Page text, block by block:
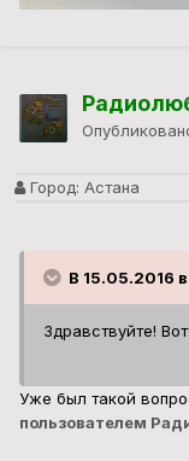
Город: Астана
В 15.05.2016
Здравствуйте!
Уже был такой
пользователем